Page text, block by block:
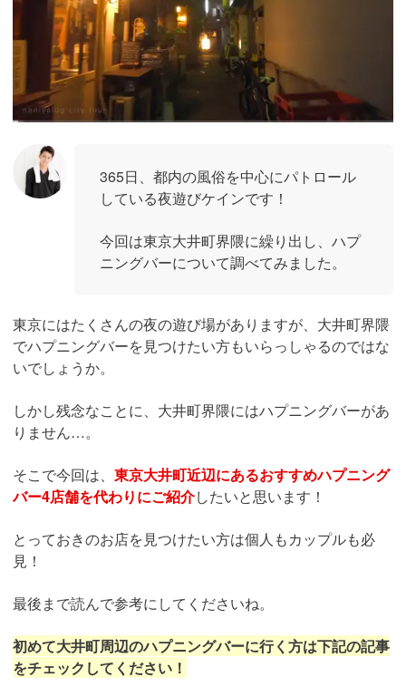
365日、都内の風俗を中心にパトロール
している夜遊びケインです！
今回は東京大井町界隈に繰り出し、ハプ
ニングバーについて調べてみました。
東京にはたくさんの夜の遊び場がありますが、大井町界隈
でハプニングバーを見つけたい方もいらっしゃるのではな
いでしょうか。
しかし残念なことに、大井町界隈にはハプニングバーがあ
りません…。
そこで今回は、 東京大井町近辺にあるおすすめハプニング
バー4店舗を代わりにご紹介したいと思います！
とっておきのお店を見つけたい方は個人もカップルも必
見！
最後まで読んで参考にしてくださいね。
初めて大井町周辺のハプニングバーに行く方は下記の記事
をチェックしてください！